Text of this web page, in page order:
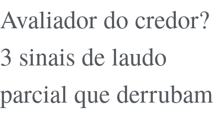
Avaliador do credor?
3 sinais de laudo
parcial que derrubam